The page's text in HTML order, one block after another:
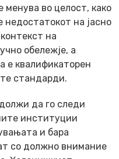
менува во целост, како
недостатокот на јасно
на
обележје, а
е квалификаторен
стандарди.
да го следи
институции
и бара
со должно внимание